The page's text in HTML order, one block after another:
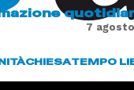
7
CHIESATEMPO